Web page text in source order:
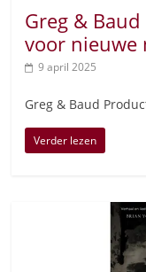
Greg &
voor nieuwe
9 april 2025
Greg & Baud
Verder lezen